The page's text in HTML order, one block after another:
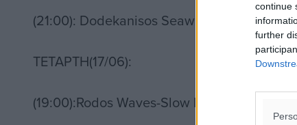
continue
further
(21:00): Dodekanisos Seaways-Golden
ΤΕΤΑΡΤΗ(17/06):
(19:00):Rodos Waves-Slow Motion